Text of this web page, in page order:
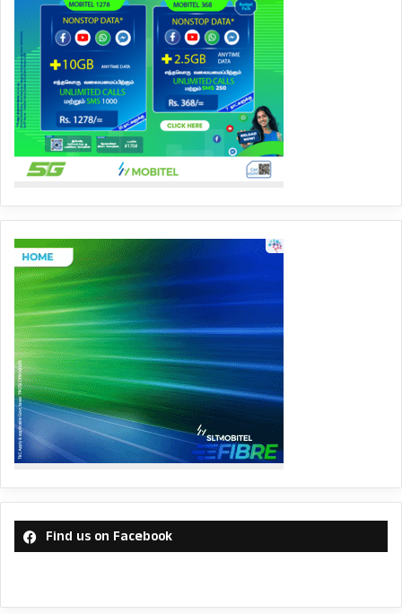
Find us on Facebook